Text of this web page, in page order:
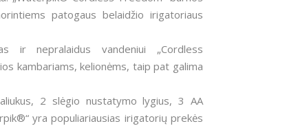
patogaus belaidžio irigatoriaus
ir nepralaidus vandeniui „Cordless
kambariams, kelionėms, taip pat galima
2 slėgio nustatymo lygius, 3 AA
yra populiariausias irigatorių prekės